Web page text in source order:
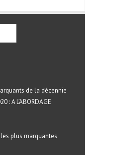
de la décennie
: A L’ABORDAGE
plus marquantes